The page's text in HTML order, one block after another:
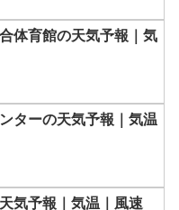
体育館の天気予報｜気
ターの天気予報｜気温
気予報｜気温｜風速